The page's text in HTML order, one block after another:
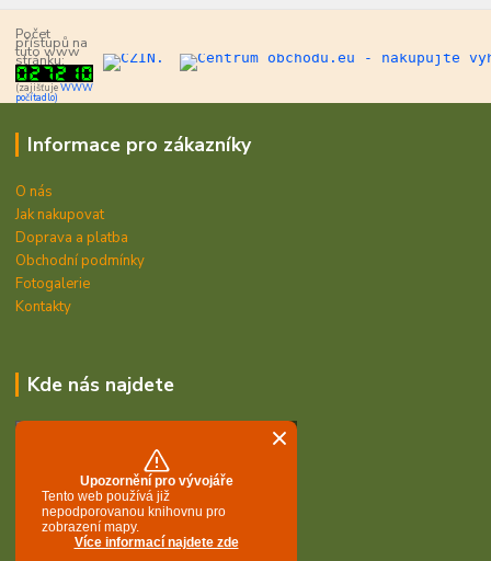
Počet
přístupů na
tuto www
stránku:
(zajišťujeWWW
počítadlo)
Informace pro zákazníky
O nás
Jak nakupovat
Doprava a platba
Obchodní podmínky
Fotogalerie
Kontakty
Kde nás najdete